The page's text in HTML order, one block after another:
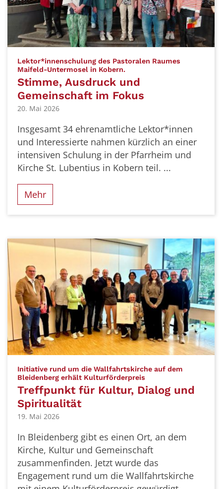
Lektor*innenschulung des Pastoralen Raumes
Maifeld-Untermosel in Kobern.
Stimme, Ausdruck und
Gemeinschaft im Fokus
20. Mai 2026
Insgesamt 34 ehrenamtliche Lektor*innen
und Interessierte nahmen kürzlich an einer
intensiven Schulung in der Pfarrheim und
Kirche St. Lubentius in Kobern teil. ...
Mehr
Initiative rund um die Wallfahrtskirche auf dem
Bleidenberg erhält Kulturförderpreis
Treffpunkt für Kultur, Dialog und
Spiritualität
19. Mai 2026
In Bleidenberg gibt es einen Ort, an dem
Kirche, Kultur und Gemeinschaft
zusammenfinden. Jetzt wurde das
Engagement rund um die Wallfahrtskirche